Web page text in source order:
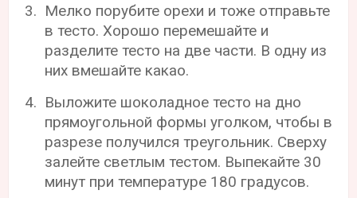
Мелко порубите орехи и тоже отправьте
в тесто. Хорошо перемешайте и
разделите тесто на две части. В одну из
них вмешайте какао.
Выложите шоколадное тесто на дно
прямоугольной формы уголком, чтобы в
разрезе получился треугольник. Сверху
залейте светлым тестом. Выпекайте 30
минут при температуре 180 градусов.